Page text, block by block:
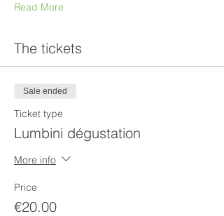
Read More
The tickets
Sale ended
Ticket type
Lumbini dégustation
More info
Price
€20.00